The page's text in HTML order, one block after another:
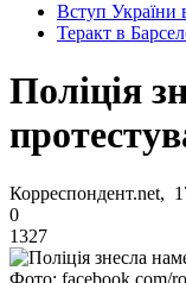
Вступ України
Теракт в
Поліція
Корреспондент.net,
0
1327
Фото: facebook.com/